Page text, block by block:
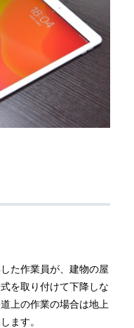
た作業員が、建物の屋
を取り付けて下降しな
上の作業の場合は地上
ます。